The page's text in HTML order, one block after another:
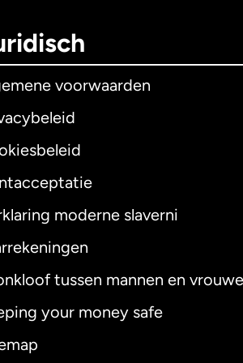
voorwaarden
moderne slaverni
tussen mannen en
your money safe
Australië